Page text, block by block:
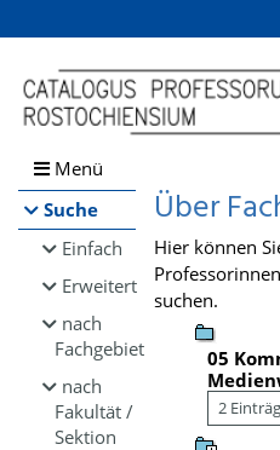
Browsen
direkt zum Inhalt
Menü
Suche
Einfach
Erweitert
nach
Fachgebiet
nach
Fakultät /
Sektion
Über
Hier können
suchen.
05
2